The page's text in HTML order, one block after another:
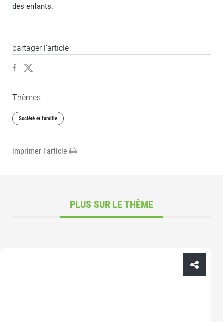
des enfants.
partager l’article
Thèmes
Société et famille
imprimer l'article
PLUS SUR LE THÈME